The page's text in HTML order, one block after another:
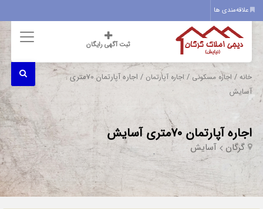
علاقه‌مندی ها
ثبت آگهی رایگان
خانه /اجاره مسکونی/ اجاره آپارتمان
/ اجاره آپارتمان 70متری
آسایش
اجاره آپارتمان 70متری آسایش
گرگان آسایش